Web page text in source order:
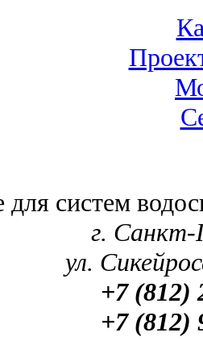
для систем
г. Санкт-
ул.
+7 (812)
+7 (812)